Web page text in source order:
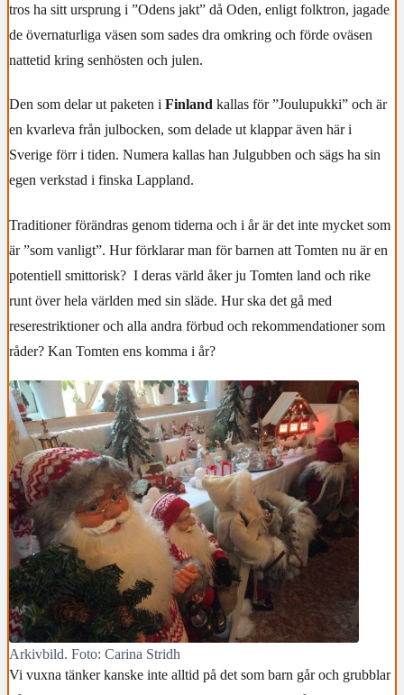
tros ha sitt ursprung i ”Odens jakt” då Oden, enligt folktron, jagade
de övernaturliga väsen som sades dra omkring och förde oväsen
nattetid kring senhösten och julen.
Den som delar ut paketen i Finland kallas för ”Joulupukki” och är
en kvarleva från julbocken, som delade ut klappar även här i
Sverige förr i tiden. Numera kallas han Julgubben och sägs ha sin
egen verkstad i finska Lappland.
Traditioner förändras genom tiderna och i år är det inte mycket som
är ”som vanligt”. Hur förklarar man för barnen att Tomten nu är en
potentiell smittorisk? I deras värld åker ju Tomten land och rike
runt över hela världen med sin släde. Hur ska det gå med
reserestriktioner och alla andra förbud och rekommendationer som
råder? Kan Tomten ens komma i år?
Arkivbild. Foto: Carina Stridh
Vi vuxna tänker kanske inte alltid på det som barn går och grubblar